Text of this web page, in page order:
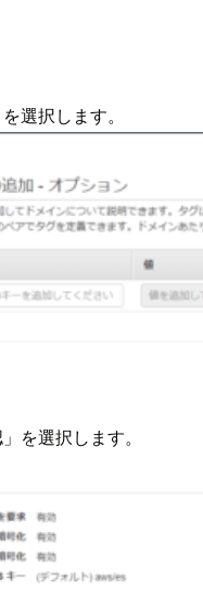
選択します。
を選択します。